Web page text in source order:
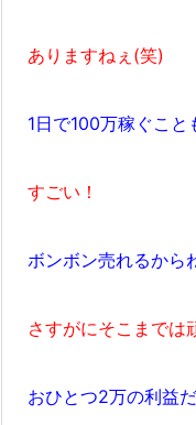
ありますねぇ(笑)
1日で100万稼ぐこと
すごい！
ボンボン売れるから
さすがにそこまでは
おひとつ2万の利益だ